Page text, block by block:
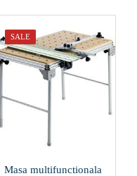
SALE
Masa multifunctionala